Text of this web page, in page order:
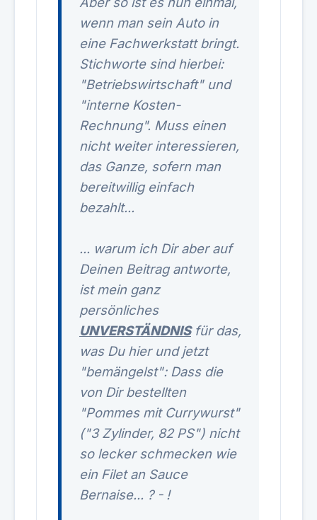
wenn man sein Auto in
eine Fachwerkstatt bringt.
Stichworte sind hierbei:
"Betriebswirtschaft" und
"interne Kosten-
Rechnung". Muss einen
nicht weiter interessieren,
das Ganze, sofern man
bereitwillig einfach
bezahlt...
... warum ich Dir aber auf
Deinen Beitrag antworte,
ist mein ganz
persönliches
UNVERSTÄNDNISfür das,
was Du hier und jetzt
"bemängelst": Dass die
von Dir bestellten
"Pommes mit Currywurst"
("3 Zylinder, 82 PS") nicht
so lecker schmecken wie
ein Filet an Sauce
Bernaise... ? - !